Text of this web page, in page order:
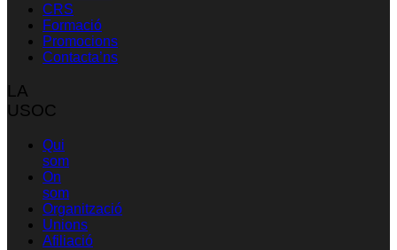
CRS
Formació
Promocions
Contacta’ns
LA
USOC
Qui
som
On
som
Organització
Unions
Afiliació